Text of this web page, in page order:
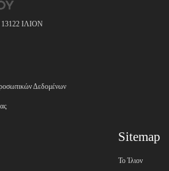
ΙΛΙΟΝ
Δεδομένων
Sitemap
Το Ίλιον